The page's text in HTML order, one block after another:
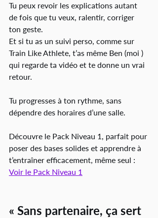
Tu peux revoir les explications autant
de fois que tu veux, ralentir, corriger
ton geste.
Et si tu as un suivi perso, comme sur
Train Like Athlete, t’as même Ben (moi )
qui regarde ta vidéo et te donne un vrai
retour.
Tu progresses à ton rythme, sans
dépendre des horaires d’une salle.
Découvre le Pack Niveau 1, parfait pour
poser des bases solides et apprendre à
t’entraîner efficacement, même seul :
Voir le Pack Niveau 1
« Sans partenaire, ça sert